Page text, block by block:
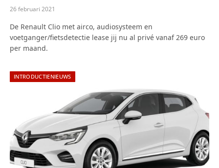
26 februari 2021
De Renault Clio met airco, audiosysteem en
voetganger/fietsdetectie lease jij nu al privé vanaf 269 euro
per maand.
INTRODUCTIENIEUWS